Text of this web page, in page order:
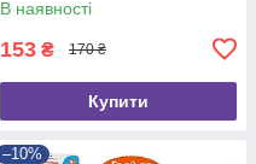
В наявності
153 ₴ 170 ₴
Купити
–10%